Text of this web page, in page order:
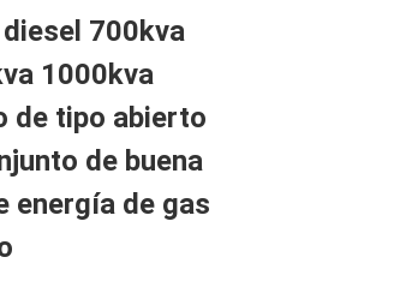
700kva
1000kva
de tipo abierto
de buena
energía de gas